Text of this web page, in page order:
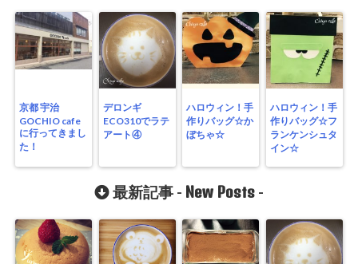
京都 宇治
GOCHIO cafe
に行ってきまし
た！
デロンギ
ECO310でラテ
アート④
ハロウィン！手
作りバッグ☆か
ぼちゃ☆
ハロウィン！手
作りバッグ☆フ
ランケンシュタ
イン☆
最新記事 - New Posts -